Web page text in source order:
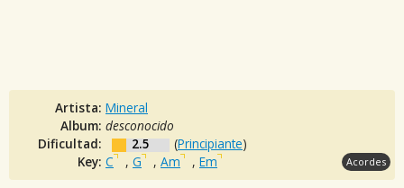
Artista: Mineral
Album: desconocido
Dificultad:
2.5 (Principiante)
Key: C , G , Am , Em Acordes